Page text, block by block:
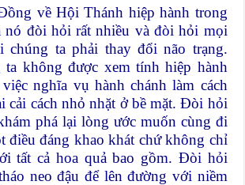
về Hội Thánh hiệp hành trong
nó đòi hỏi rất nhiều và đòi hỏi mọi
ta phải thay đổi não trạng.
không được xem tính hiệp hành
nghĩa vụ hành chánh làm cách
cải cách nhỏ nhặt ở bề mặt. Đòi hỏi
phá lại lòng ước muốn cùng đi
điều đáng khao khát chứ không chỉ
tất cả hoa quả bao gồm. Đòi hỏi
neo đậu để lên đường với niềm